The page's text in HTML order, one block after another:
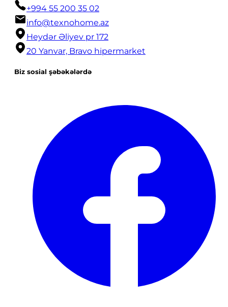
+994 55 200 35 02
info@texnohome.az
Heydər Əliyev pr 172
20 Yanvar, Bravo hipermarket
Biz sosial şəbəkələrdə